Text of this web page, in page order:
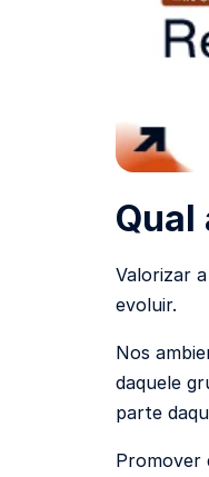
Qual
Valorizar
evoluir.
Nos
daquele
parte
Promover